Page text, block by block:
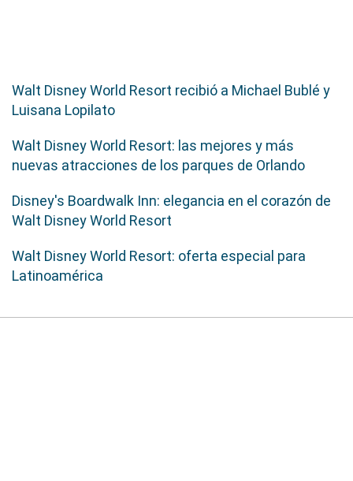
Walt Disney World Resort recibió a Michael Bublé y
Luisana Lopilato
Walt Disney World Resort: las mejores y más
nuevas atracciones de los parques de Orlando
Disney's Boardwalk Inn: elegancia en el corazón de
Walt Disney World Resort
Walt Disney World Resort: oferta especial para
Latinoamérica